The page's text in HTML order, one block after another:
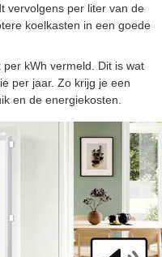
vervolgens per liter van de
koelkasten in een goede
kWh vermeld. Dit is wat
per jaar. Zo krijg je een
en de energiekosten.